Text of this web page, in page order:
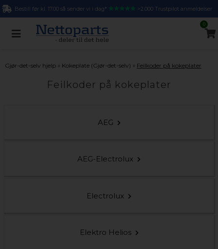
Bestill før kl. 17.00 så sender vi i dag* >2.000 Trustpilot anmeldelser
0
Gjør-det-selv hjelp » Kokeplate (Gjør-det-selv) » Feilkoder på kokeplater
Feilkoder på kokeplater
AEG
AEG-Electrolux
Electrolux
Elektro Helios